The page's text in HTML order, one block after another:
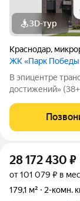
3D-тур
Краснодар,
ЖК «Парк Победы
В эпицентре
достижений»
расположенная
находится в
28 172 430 ₽
от 101 079 ₽ в
179,1 м²
2-комн.